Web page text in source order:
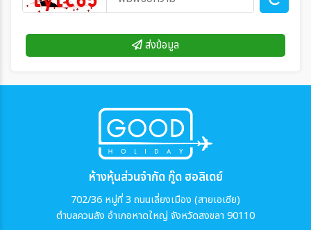
ส่งข้อมูล
ห้างหุ้นส่วนจำกัด กู๊ด ฮอลิเดย์
702/36 หมู่ที่ 3 ถนนเลี่ยงเมือง (สายเอเซีย)
ตำบลควนลัง อำเภอหาดใหญ่ จังหวัดสงขลา 90110